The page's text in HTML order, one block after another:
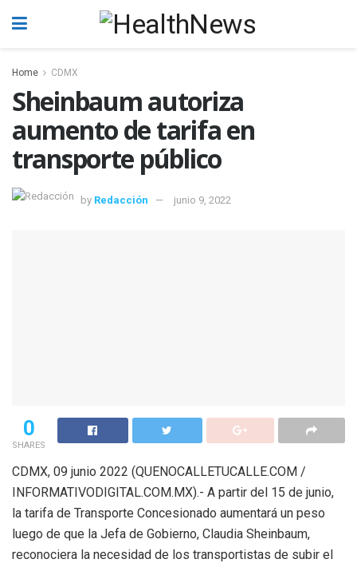
Home CDMX
Sheinbaum autoriza
aumento de tarifa en
transporte público
by Redacción junio 9, 2022
0
SHARES
CDMX, 09 junio 2022 (QUENOCALLETUCALLE.COM /
INFORMATIVODIGITAL.COM.MX).- A partir del 15 de junio,
la tarifa de Transporte Concesionado aumentará un peso
luego de que la Jefa de Gobierno, Claudia Sheinbaum,
reconociera la necesidad de los transportistas de subir el